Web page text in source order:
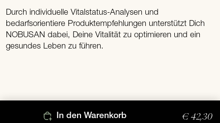
Durch individuelle Vitalstatus-Analysen und
bedarfsorientiere Produktempfehlungen unterstützt Dich
NOBUSAN dabei, Deine Vitalität zu optimieren und ein
gesundes Leben zu führen.
In den Warenkorb € 42,30